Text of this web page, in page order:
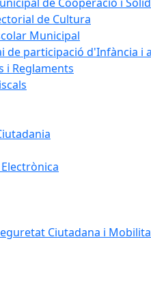
de Cultura
Municipal
de participació d'Infància i
i Reglaments
Ciutadana i